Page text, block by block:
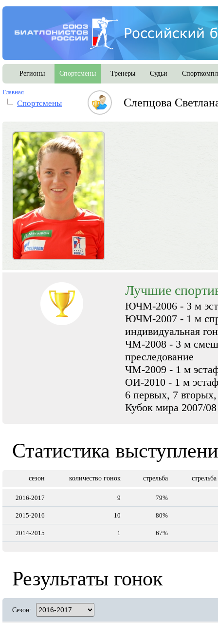
Регионы Спортсмены Тренеры Судьи
Главная
Спортсмены Слепцова
Лучшие
ЮЧМ-2006 - 3 м
ЮЧМ-2007 - 1 м
индивидуальная
ЧМ-2008 - 3 м
преследование
ЧМ-2009 - 1 м
ОИ-2010 - 1 м
6 первых, 7
Кубок мира 2007/
Статистика
сезон количество гонок стрельба
2016-2017 9 79%
2015-2016 10 80%
2014-2015 1 67%
Результаты гонок
Сезон: